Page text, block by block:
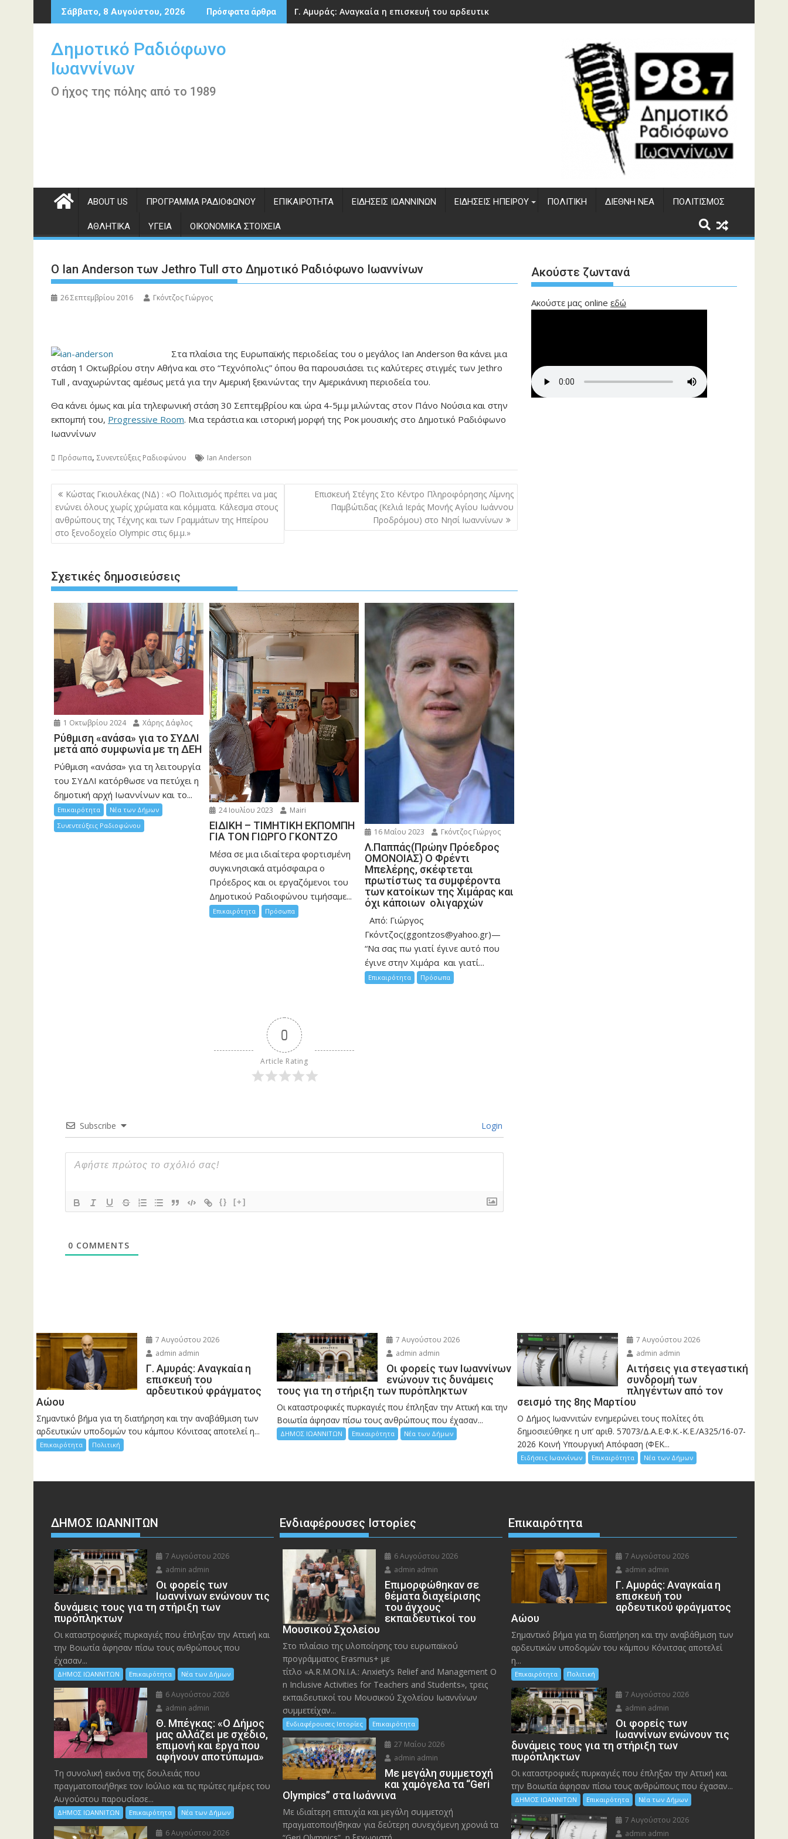
Περάστε
στο
Σάββατο, 8 Αυγούστου, 2026 Πρόσφατα άρθρα Γ. Αμυράς: Αναγκαία η επισκευή του αρδευτικού φράγματος Αώου
Δημοτικό Ραδιόφωνο
Ιωαννίνων
Ο ήχος της πόλης από το 1989
ABOUT US ΠΡΌΓΡΑΜΜΑ ΡΑΔΙΟΦΏΝΟΥ ΕΠΙΚΑΙΡΌΤΗΤΑ ΕΙΔΉΣΕΙΣ ΙΩΑΝΝΊΝΩΝ ΕΙΔΉΣΕΙΣ ΗΠΕΊΡΟΥ ΠΟΛΙΤΙΚΉ ΔΙΕΘΝΉ ΝΈΑ ΠΟΛΙΤΙΣΜΌΣ
ΑΘΛΗΤΙΚΆ ΥΓΕΊΑ ΟΙΚΟΝΟΜΙΚΆ ΣΤΟΙΧΕΊΑ
Ο Ian Anderson των Jethro Tull στο Δημοτικό Ραδιόφωνο Ιωαννίνων
26 Σεπτεμβρίου 2016 Γκόντζος Γιώργος
Στα πλαίσια της Ευρωπαϊκής περιοδείας του ο μεγάλος Ian Anderson θα κάνει μια
στάση 1 Οκτωβρίου στην Αθήνα και στο “Τεχνόπολις” όπου θα παρουσιάσει τις καλύτερες στιγμές των Jethro
Tull , αναχωρώντας αμέσως μετά για την Αμερική ξεκινώντας την Αμερικάνικη περιοδεία του.
Θα κάνει όμως και μία τηλεφωνική στάση 30 Σεπτεμβρίου και ώρα 4-5μ.μ μιλώντας στον Πάνο Νούσια και στην
εκπομπή του, Progressive Room. Μια τεράστια και ιστορική μορφή της Ροκ μουσικής στο Δημοτικό Ραδιόφωνο
Ιωαννίνων
Πρόσωπα, Συνεντεύξεις Ραδιοφώνου Ian Anderson
Πλοήγηση
άρθρων
Κώστας Γκιουλέκας (ΝΔ) : «Ο Πολιτισμός πρέπει να μας
ενώνει όλους χωρίς χρώματα και κόμματα. Κάλεσμα στους
ανθρώπους της Τέχνης και των Γραμμάτων της Ηπείρου
στο ξενοδοχείο Olympic στις 6μ.μ.»
Επισκευή Στέγης Στο Κέντρο Πληροφόρησης Λίμνης
Παμβώτιδας (Κελιά Ιεράς Μονής Αγίου Ιωάννου
Προδρόμου) στο Νησί Ιωαννίνων
Σχετικές δημοσιεύσεις
1 Οκτωβρίου 2024 Χάρης Δάφλος
Ρύθμιση «ανάσα» για το ΣΥΔΛΙ
μετά από συμφωνία με τη ΔΕΗ
Ρύθμιση «ανάσα» για τη λειτουργία
του ΣΥΔΛΙ κατόρθωσε να πετύχει η
δημοτική αρχή Ιωαννίνων και το...
Επικαιρότητα
Νέα των Δήμων
Συνεντεύξεις Ραδιοφώνου
24 Ιουλίου 2023 Mairi
ΕΙΔΙΚΗ – ΤΙΜΗΤΙΚΗ ΕΚΠΟΜΠΗ
ΓΙΑ ΤΟΝ ΓΙΩΡΓΟ ΓΚΟΝΤΖΟ
Μέσα σε μια ιδιαίτερα φορτισμένη
συγκινησιακά ατμόσφαιρα ο
Πρόεδρος και οι εργαζόμενοι του
Δημοτικού Ραδιοφώνου τιμήσαμε...
Επικαιρότητα Πρόσωπα
16 Μαΐου 2023 Γκόντζος Γιώργος
Λ.Παππάς(Πρώην Πρόεδρος
ΟΜΟΝΟΙΑΣ) Ο Φρέντι
Μπελέρης, σκέφτεται
πρωτίστως τα συμφέροντα
των κατοίκων της Χιμάρας και
όχι κάποιων ολιγαρχών
Από: Γιώργος
Γκόντζος(ggontzos@yahoo.gr)—
“Να σας πω γιατί έγινε αυτό που
έγινε στην Χιμάρα και γιατί...
Επικαιρότητα Πρόσωπα
0
Article Rating
Subscribe Login
{} [+]
0 COMMENTS
Ακούστε ζωντανά
Ακούστε μας online εδώ
7 Αυγούστου 2026
admin admin
Γ. Αμυράς: Αναγκαία η
επισκευή του
αρδευτικού φράγματος
Αώου
Σημαντικό βήμα για τη διατήρηση και την αναβάθμιση των
αρδευτικών υποδομών του κάμπου Κόνιτσας αποτελεί η...
Επικαιρότητα Πολιτική
7 Αυγούστου 2026
admin admin
Οι φορείς των Ιωαννίνων
ενώνουν τις δυνάμεις
τους για τη στήριξη των πυρόπληκτων
Οι καταστροφικές πυρκαγιές που έπληξαν την Αττική και την
Bοιωτία άφησαν πίσω τους ανθρώπους που έχασαν...
ΔΗΜΟΣ ΙΩΑΝΝΙΤΩΝ Επικαιρότητα Νέα των Δήμων
7 Αυγούστου 2026
admin admin
Αιτήσεις για στεγαστική
συνδρομή των
πληγέντων από τον
σεισμό της 8ης Μαρτίου
Ο Δήμος Ιωαννιτών ενημερώνει τους πολίτες ότι
δημοσιεύθηκε η υπ’ αριθ. 57073/Δ.Α.Ε.Φ.Κ.-Κ.Ε./Α325/16-07-
2026 Κοινή Υπουργική Απόφαση (ΦΕΚ...
Ειδήσεις Ιωαννίνων Επικαιρότητα Νέα των Δήμων
ΔΗΜΟΣ ΙΩΑΝΝΙΤΩΝ
7 Αυγούστου 2026
admin admin
Οι φορείς των
Ιωαννίνων ενώνουν τις
δυνάμεις τους για τη στήριξη των
πυρόπληκτων
Οι καταστροφικές πυρκαγιές που έπληξαν την Αττική και
την Bοιωτία άφησαν πίσω τους ανθρώπους που
έχασαν...
ΔΗΜΟΣ ΙΩΑΝΝΙΤΩΝ Επικαιρότητα Νέα των Δήμων
6 Αυγούστου 2026
admin admin
Θ. Μπέγκας: «Ο Δήμος
μας αλλάζει με σχέδιο,
επιμονή και έργα που
αφήνουν αποτύπωμα»
Τη συνολική εικόνα της δουλειάς που
πραγματοποιήθηκε τον Ιούλιο και τις πρώτες ημέρες του
Αυγούστου παρουσίασε...
ΔΗΜΟΣ ΙΩΑΝΝΙΤΩΝ Επικαιρότητα Νέα των Δήμων
6 Αυγούστου 2026
Ενδιαφέρουσες Ιστορίες
6 Αυγούστου 2026
admin admin
Eπιμορφώθηκαν σε
θέματα διαχείρισης
του άγχους
εκπαιδευτικοί του
Μουσικού Σχολείου
Στο πλαίσιο της υλοποίησης του ευρωπαϊκού
προγράμματος Erasmus+ με
τίτλο «A.R.M.ON.I.A.: Anxiety’s Relief and Management O
n Inclusive Activities for Teachers and Students», τρεις
εκπαιδευτικοί του Μουσικού Σχολείου Ιωαννίνων
συμμετείχαν...
Ενδιαφέρουσες Ιστορίες Επικαιρότητα
27 Μαΐου 2026
admin admin
Με μεγάλη συμμετοχή
και χαμόγελα τα “Geri
Olympics” στα Ιωάννινα
Με ιδιαίτερη επιτυχία και μεγάλη συμμετοχή
πραγματοποιήθηκαν για δεύτερη συνεχόμενη χρονιά τα
Επικαιρότητα
7 Αυγούστου 2026
admin admin
Γ. Αμυράς: Αναγκαία η
επισκευή του
αρδευτικού φράγματος
Αώου
Σημαντικό βήμα για τη διατήρηση και την αναβάθμιση των
αρδευτικών υποδομών του κάμπου Κόνιτσας αποτελεί
η...
Επικαιρότητα Πολιτική
7 Αυγούστου 2026
admin admin
Οι φορείς των
Ιωαννίνων ενώνουν τις
δυνάμεις τους για τη στήριξη των
πυρόπληκτων
Οι καταστροφικές πυρκαγιές που έπληξαν την Αττική και
την Bοιωτία άφησαν πίσω τους ανθρώπους που έχασαν...
ΔΗΜΟΣ ΙΩΑΝΝΙΤΩΝ Επικαιρότητα Νέα των Δήμων
7 Αυγούστου 2026
admin admin